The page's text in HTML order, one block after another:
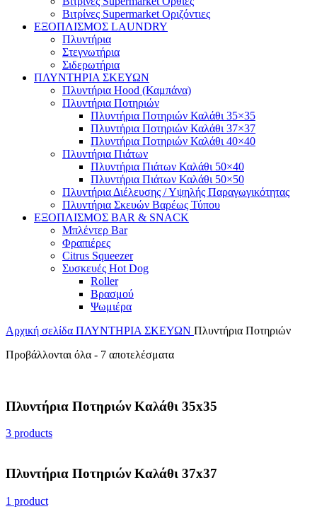
Βιτρίνες Supermarket Οριζόντιες
ΕΞΟΠΛΙΣΜΟΣ LAUNDRY
Πλυντήρια
Στεγνωτήρια
Σιδερωτήρια
ΠΛΥΝΤΗΡΙΑ ΣΚΕΥΩΝ
Πλυντήρια Hood (Καμπάνα)
Πλυντήρια Ποτηριών
Πλυντήρια Ποτηριών Καλάθι 35×35
Πλυντήρια Ποτηριών Καλάθι 37×37
Πλυντήρια Ποτηριών Καλάθι 40×40
Πλυντήρια Πιάτων
Πλυντήρια Πιάτων Καλάθι 50×40
Πλυντήρια Πιάτων Καλάθι 50×50
Πλυντήρια Διέλευσης / Υψηλής Παραγωγικότητας
Πλυντήρια Σκευών Βαρέως Τύπου
ΕΞΟΠΛΙΣΜΟΣ BAR & SNACK
Μπλέντερ Bar
Φραπιέρες
Citrus Squeezer
Συσκευές Hot Dog
Roller
Βρασμού
Ψωμιέρα
Αρχική σελίδα ΠΛΥΝΤΗΡΙΑ ΣΚΕΥΩΝ Πλυντήρια Ποτηριών
Προβάλλονται όλα - 7 αποτελέσματα
Πλυντήρια Ποτηριών Καλάθι 35x35
3 products
Πλυντήρια Ποτηριών Καλάθι 37x37
1 product